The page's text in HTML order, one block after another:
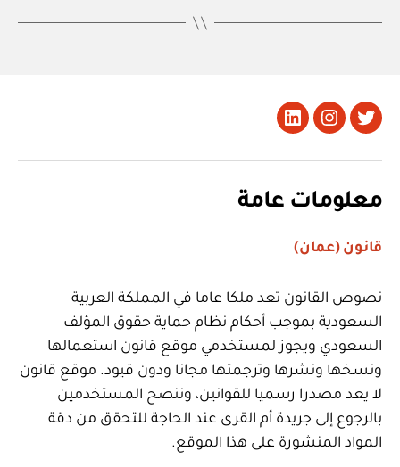
تويتر Instagram
LinkedIn
معلومات عامة
قانون (عمان)
نصوص القانون تعد ملكا عاما في المملكة العربية
السعودية بموجب أحكام نظام حماية حقوق المؤلف
السعودي ويجوز لمستخدمي موقع قانون استعمالها
ونسخها ونشرها وترجمتها مجانا ودون قيود. موقع قانون
لا يعد مصدرا رسميا للقوانين، وننصح المستخدمين
بالرجوع إلى جريدة أم القرى عند الحاجة للتحقق من دقة
المواد المنشورة على هذا الموقع.